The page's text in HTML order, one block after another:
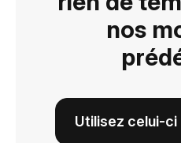
nos
Utilisez celui-ci